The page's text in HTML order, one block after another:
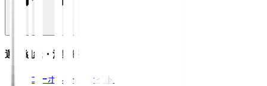
運営組織・活動紹介
コーポレートサイト